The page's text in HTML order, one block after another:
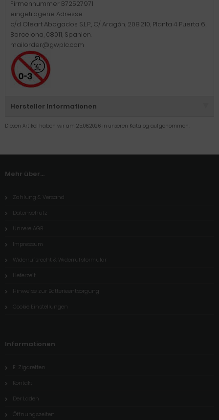
Firmennummer B72527971
eingetragene Adresse:
c/d Oleart Abogados S.L.P., C/ Aragón, 208.210, Planta 4 Puerta 6,
Barcelona, 08011, Spanien.
mailorder@gwplc.com
Hersteller Informationen
Diesen Artikel haben wir am 25.06.2026 in unseren Katalog aufgenommen.
Mehr über...
Zahlung & Versand
Datenschutz
Unsere AGB
Impressum
Widerrufsrecht & Widerrufsformular
Lieferzeit
Hinweise zur Batterieentsorgung
Cookie Einstellungen
Informationen
E-Zigaretten
Kontakt
Der Laden
Öffnungszeiten